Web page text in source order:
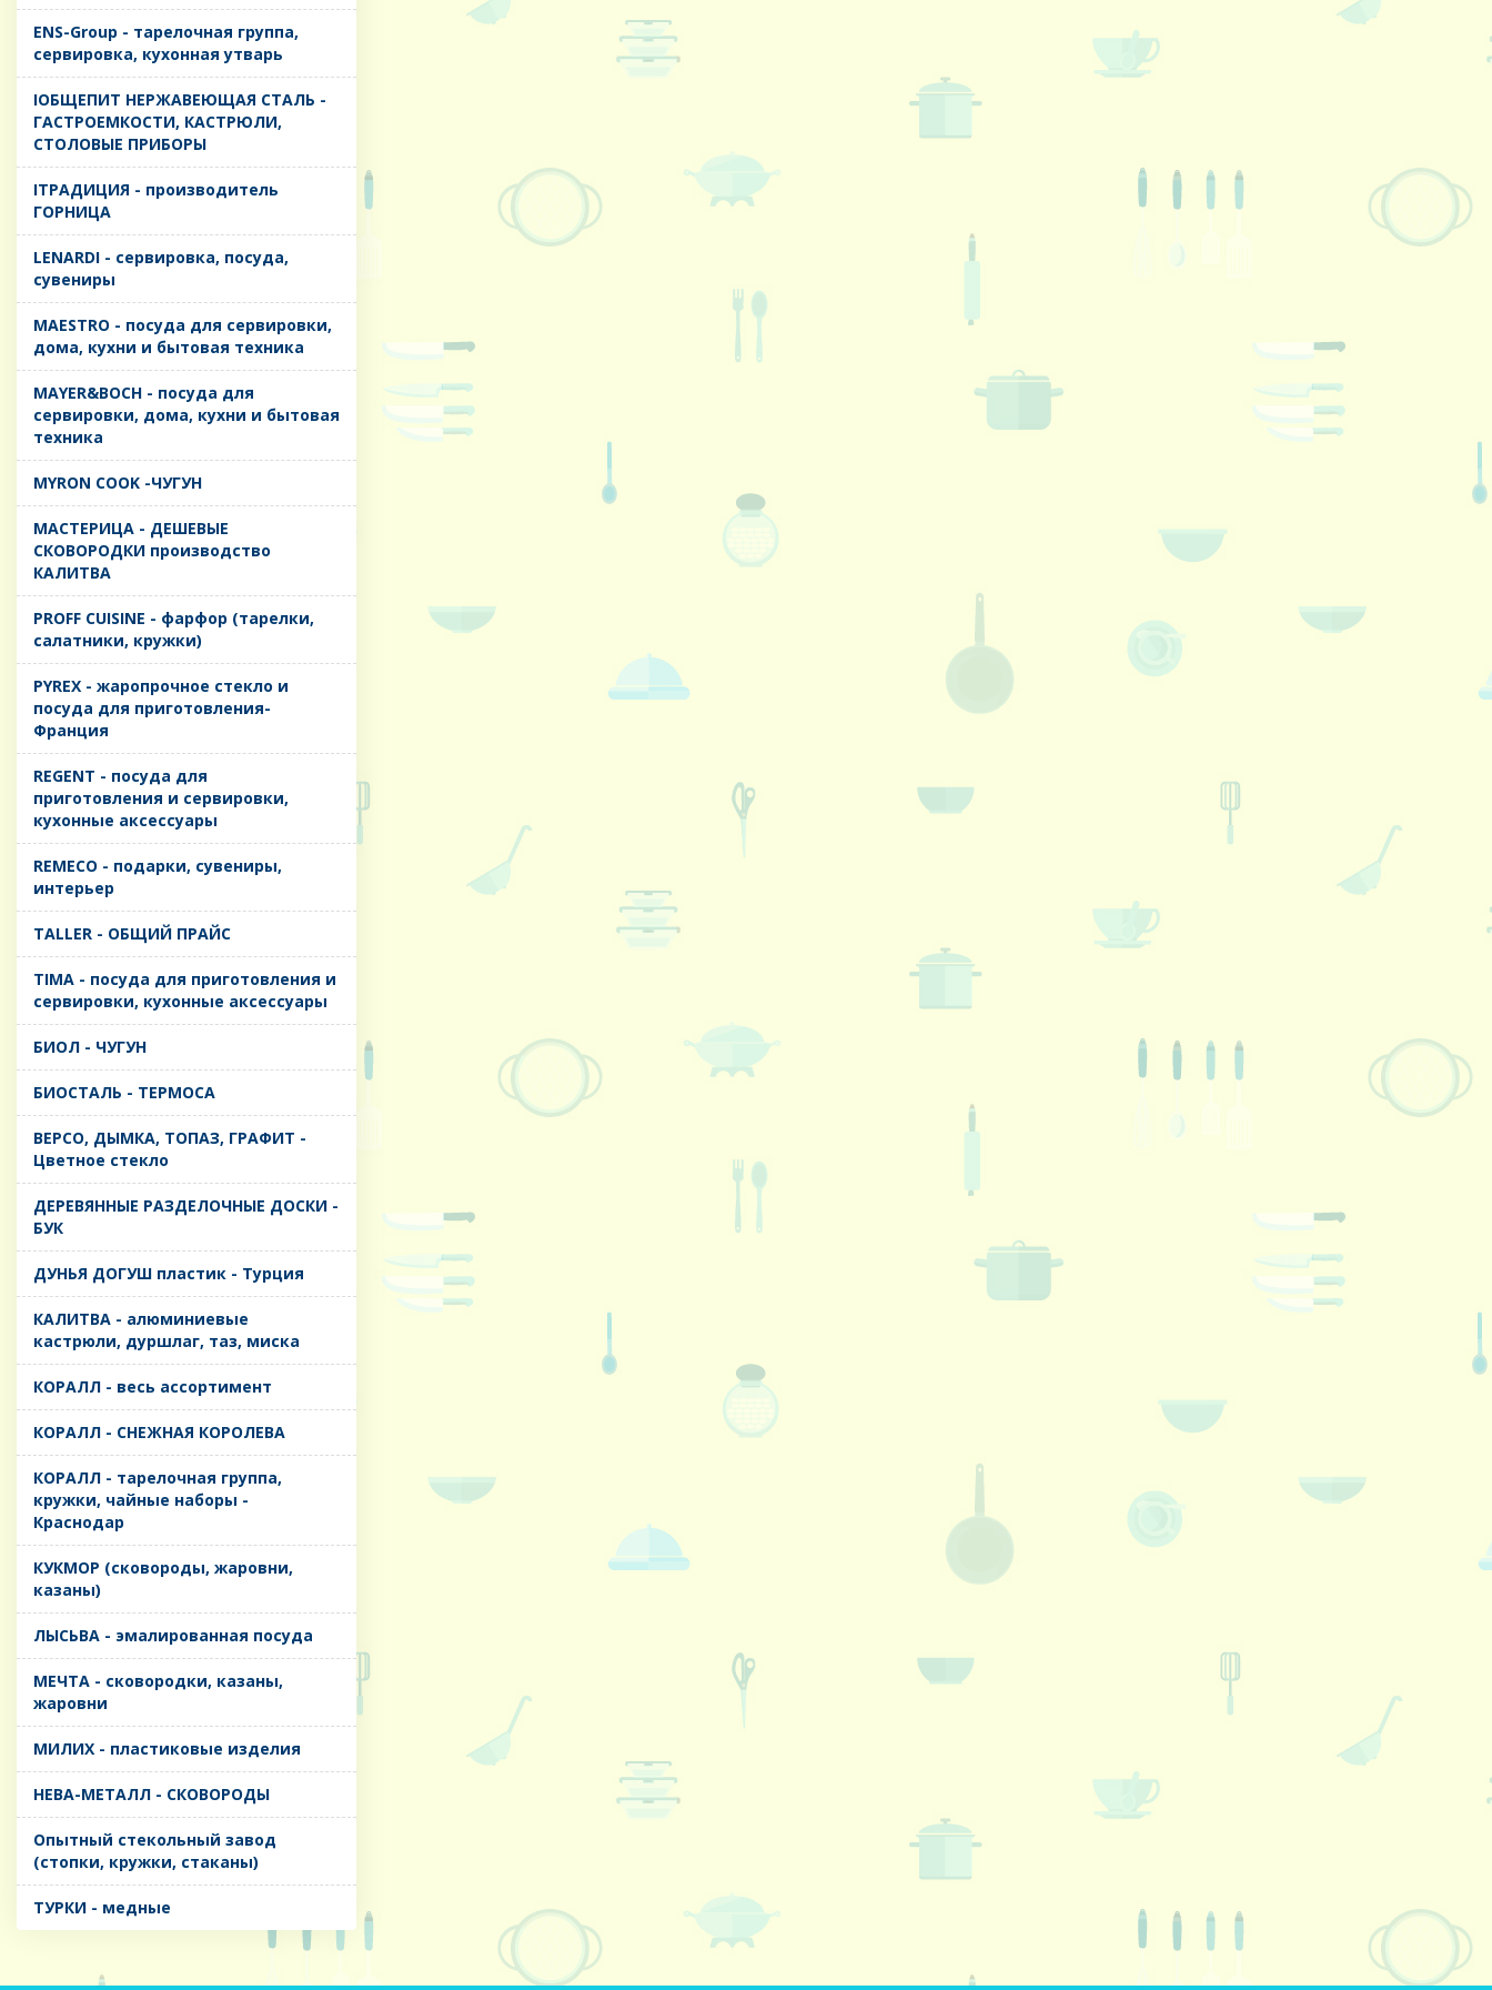
ENS-Group - тарелочная группа,
сервировка, кухонная утварь
IОБЩЕПИТ НЕРЖАВЕЮЩАЯ СТАЛЬ -
ГАСТРОЕМКОСТИ, КАСТРЮЛИ,
СТОЛОВЫЕ ПРИБОРЫ
IТРАДИЦИЯ - производитель
ГОРНИЦА
LENARDI - сервировка, посуда,
сувениры
MAESTRO - посуда для сервировки,
дома, кухни и бытовая техника
MAYER&BOCH - посуда для
сервировки, дома, кухни и бытовая
техника
MYRON COOK -ЧУГУН
MАСТЕРИЦА - ДЕШЕВЫЕ
СКОВОРОДКИ производство
КАЛИТВА
PROFF CUISINE - фарфор (тарелки,
салатники, кружки)
PYREX - жаропрочное стекло и
посуда для приготовления-
Франция
REGENT - посуда для
приготовления и сервировки,
кухонные аксессуары
REMECO - подарки, сувениры,
интерьер
TALLER - ОБЩИЙ ПРАЙС
TIMA - посуда для приготовления и
сервировки, кухонные аксессуары
БИОЛ - ЧУГУН
БИОСТАЛЬ - ТЕРМОСА
ВЕРСО, ДЫМКА, ТОПАЗ, ГРАФИТ -
Цветное стекло
ДЕРЕВЯННЫЕ РАЗДЕЛОЧНЫЕ ДОСКИ -
БУК
ДУНЬЯ ДОГУШ пластик - Турция
КАЛИТВА - алюминиевые
кастрюли, дуршлаг, таз, миска
КОРАЛЛ - весь ассортимент
КОРАЛЛ - СНЕЖНАЯ КОРОЛЕВА
КОРАЛЛ - тарелочная группа,
кружки, чайные наборы -
Краснодар
КУКМОР (сковороды, жаровни,
казаны)
ЛЫСЬВА - эмалированная посуда
МЕЧТА - сковородки, казаны,
жаровни
МИЛИХ - пластиковые изделия
НЕВА-МЕТАЛЛ - СКОВОРОДЫ
Опытный стекольный завод
(стопки, кружки, стаканы)
ТУРКИ - медные